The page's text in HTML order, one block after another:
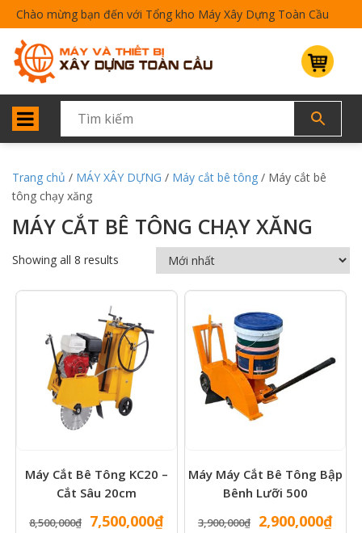
Chào mừng bạn đến với Tổng kho Máy Xây Dựng Toàn Cầu
Trang chủ / MÁY XÂY DỰNG / Máy cắt bê tông / Máy cắt bê
tông chạy xăng
MÁY CẮT BÊ TÔNG CHẠY XĂNG
Showing all 8 results
Máy Cắt Bê Tông KC20 –
Cắt Sâu 20cm
8,500,000₫
Giá
7,500,000₫Giá
Máy Máy Cắt Bê Tông Bập
Bênh Lưỡi 500
3,900,000₫
Giá
2,900,000₫Giá